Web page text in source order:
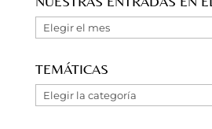
Nuestras
Entradas
el
Blog
TEMÁTICAS
Temáticas